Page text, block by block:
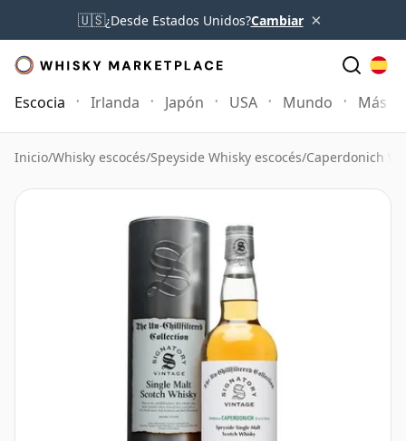
🇺🇸¿Desde Estados Unidos?Cambiar ×
Escocia Irlanda Japón USA Mundo Más
Inicio/Whisky escocés/Speyside Whisky escocés/Caperdonich